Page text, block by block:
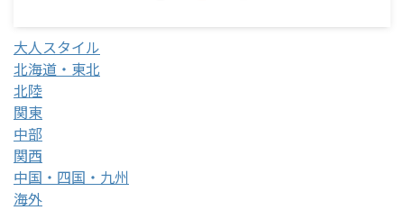
大人スタイル
北海道・東北
北陸
関東
中部
関西
中国・四国・九州
海外